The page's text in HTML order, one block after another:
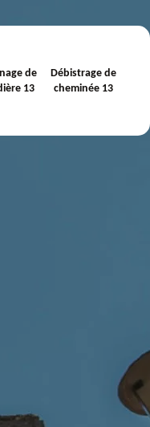
de
13
Débistrage de
cheminée 13